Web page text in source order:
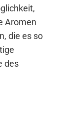
Aromen
die es so
des